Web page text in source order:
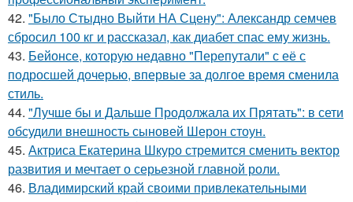
42. "Было Стыдно Выйти НА Сцену": Александр семчев
сбросил 100 кг и рассказал, как диабет спас ему жизнь.
43. Бейонсе, которую недавно "Перепутали" с её с
подросшей дочерью, впервые за долгое время сменила
стиль.
44. "Лучше бы и Дальше Продолжала их Прятать": в сети
обсудили внешность сыновей Шерон стоун.
45. Актриса Екатерина Шкуро стремится сменить вектор
развития и мечтает о серьезной главной роли.
46. Владимирский край своими привлекательными